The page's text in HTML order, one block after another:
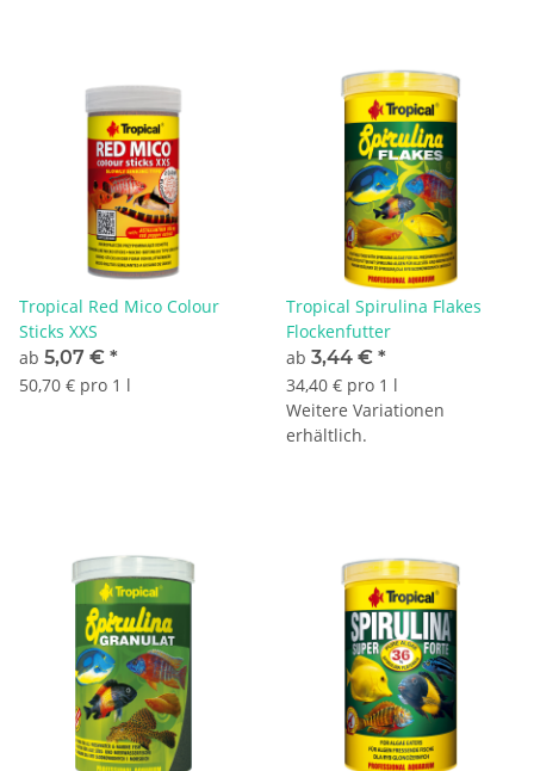
Tropical Red Mico Colour
Sticks XXS
ab 5,07 € *
50,70 € pro 1 l
Tropical Spirulina Flakes
Flockenfutter
ab 3,44 € *
34,40 € pro 1 l
Weitere Variationen
erhältlich.